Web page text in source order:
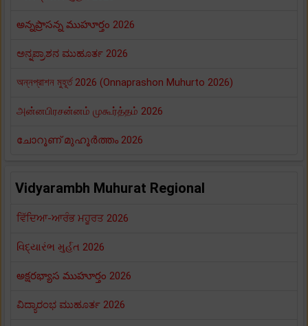
అన్నప్రాసన్న ముహూర్తం 2026
ಅನ್ನಪ್ರಾಶನ ಮುಹೂರ್ತ 2026
অন্নপ্রাশন মুহূর্ত 2026 (Onnaprashon Muhurto 2026)
அன்னபிரசன்னம் முகூர்த்தம் 2026
ചോറൂണ് മുഹൂർത്തം 2026
Vidyarambh Muhurat Regional
ਵਿੱਦਿਆ-ਆਰੰਭ ਮਹੂਰਤ 2026
વિદ્યારંભ મુર્હત 2026
అక్షరభ్యాస ముహూర్తం 2026
ವಿದ್ಯಾರಂಭ ಮುಹೂರ್ತ 2026